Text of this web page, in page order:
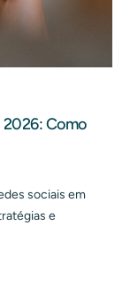
2026: Como
sociais em
e